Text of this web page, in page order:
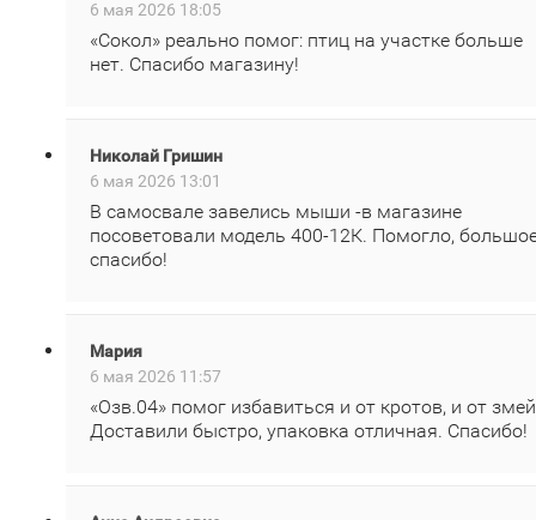
6 мая 2026 18:05
«Сокол» реально помог: птиц на участке больше
нет. Спасибо магазину!
Николай Гришин
6 мая 2026 13:01
В самосвале завелись мыши -в магазине
посоветовали модель 400‑12К. Помогло,
спасибо!
Мария
6 мая 2026 11:57
«Озв.04» помог избавиться и от кротов, и от
Доставили быстро, упаковка отличная. Спасибо!